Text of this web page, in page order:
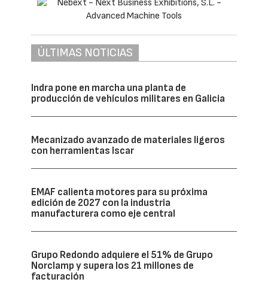
ÚLTIMAS NOTICIAS
Indra pone en marcha una planta de
producción de vehículos militares en Galicia
Mecanizado avanzado de materiales ligeros
con herramientas Iscar
EMAF calienta motores para su próxima
edición de 2027 con la industria
manufacturera como eje central
Grupo Redondo adquiere el 51% de Grupo
Norclamp y supera los 21 millones de
facturación